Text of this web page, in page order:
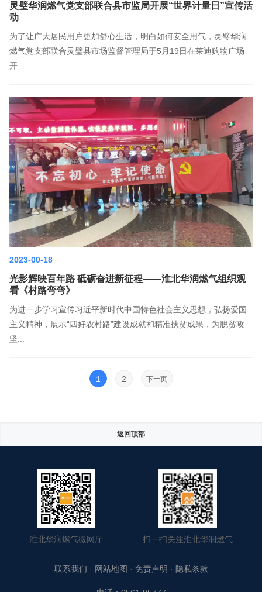
灵璧华润燃气党支部联合县市监局开展“世界计量日”宣传活
动
为了让广大居民用户更加舒心生活，明白如何安全用气，灵璧华润
燃气党支部联合灵璧县市场监督管理局于5月19日在莱迪购物广场
开...
2023-00-18
光影辉映百年路 砥砺奋进新征程——淮北华润燃气组织观
看《村路弯弯》
为进一步学习宣传习近平新时代中国特色社会主义思想，弘扬爱国
主义精神，展示“四好农村路”建设成就和精准扶贫成果，为脱贫攻
坚...
1 2 下一页
返回顶部
淮北华润燃气微网厅 扫一扫关注淮北华润燃气
联系我们 · 网站地图 · 免责声明 · 隐私条款